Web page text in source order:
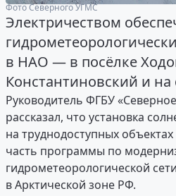
Фото Северного УГМС
Электричеством
в НАО — в посёлке
Константиновский и на
Руководитель ФГБУ
рассказал, что установка
на труднодоступных
часть программы по
гидрометеорологической
в Арктической зоне РФ.